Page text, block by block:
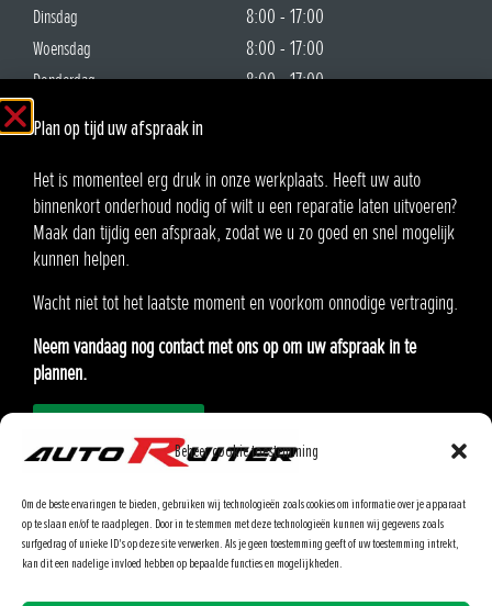
Beheer cookie toestemming
Om de beste ervaringen te bieden, gebruiken wij technologieën zoals cookies om informatie over je apparaat
op te slaan en/of te raadplegen. Door in te stemmen met deze technologieën kunnen wij gegevens zoals
surfgedrag of unieke ID's op deze site verwerken. Als je geen toestemming geeft of uw toestemming intrekt,
kan dit een nadelige invloed hebben op bepaalde functies en mogelijkheden.
Dinsdag 8:00 - 17:00
Woensdag 8:00 - 17:00
Donderdag 8:00 - 17:00
Zaterdag
Zondag Gesloten
Auto Ruiter B.V.
Oosteinde 21
BTW: NL865.370862.B01
Modellen
Onderhoud inplannen
Airbagterugroepactie
Klantenportaal
Plan op tijd uw afspraak in
Het is momenteel erg druk in onze werkplaats. Heeft uw auto
binnenkort onderhoud nodig of wilt u een reparatie laten uitvoeren?
Maak dan tijdig een afspraak, zodat we u zo goed en snel mogelijk
kunnen helpen.
Wacht niet tot het laatste moment en voorkom onnodige vertraging.
Neem vandaag nog contact met ons op om uw afspraak in te
plannen.